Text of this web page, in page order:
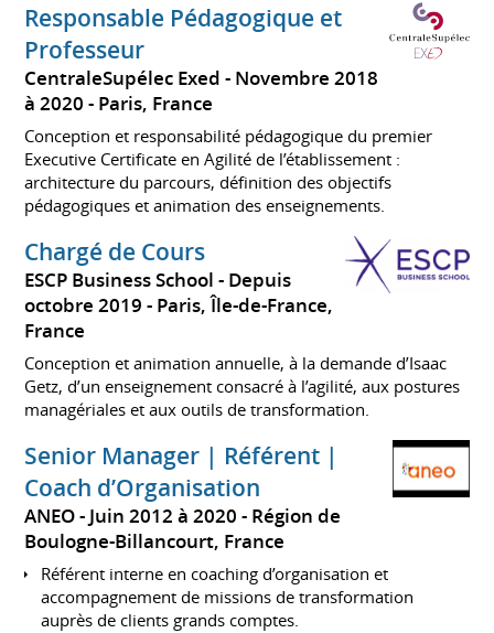
Responsable Pédagogique et
Professeur
CentraleSupélec Exed
Novembre 2018
à 2020 Paris, France
Conception et responsabilité pédagogique du premier
Executive Certificate en Agilité de l’établissement :
architecture du parcours, définition des objectifs
pédagogiques et animation des enseignements.
Chargé de Cours
ESCP Business School
Depuis
octobre 2019 Paris, Île-de-France,
France
Conception et animation annuelle, à la demande d’Isaac
Getz, d’un enseignement consacré à l’agilité, aux postures
managériales et aux outils de transformation.
Senior Manager | Référent |
Coach d’Organisation
ANEO Juin 2012 à 2020 Région de
Boulogne-Billancourt, France
Référent interne en coaching d’organisation et
accompagnement de missions de transformation
auprès de clients grands comptes.